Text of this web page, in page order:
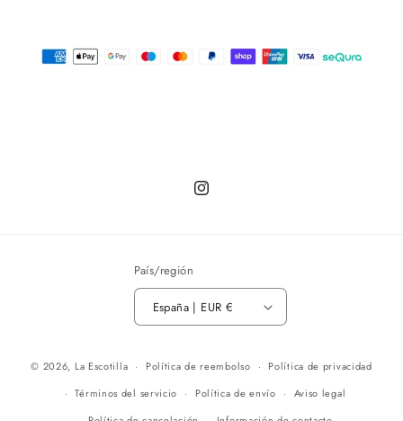
Instagram
País/región
España | EUR €
© 2026, La Escotilla Política de reembolso
Política de privacidad
Términos del servicio
Política de envío
Aviso legal